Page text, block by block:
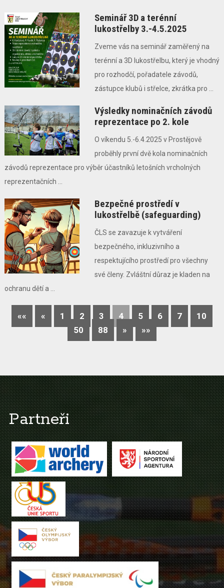
Seminář 3D a terénní
lukostřelby 3.-4.5.2025
Zveme vás na seminář zaměřený na
terénní a 3D lukostřelbu, který je vhodný
pro rozhodčí, pořadatele závodů,
zástupce klubů i střelce, zkrátka pro ...
Výsledky nominačních závodů
reprezentace po 2. kole
O víkendu 5.-6.4.2025 v Prostějově
proběhly první dvě kola nominačních
závodů reprezentace pro výběr účastníků letošních vrcholných
reprezentačních ...
Bezpečné prostředí v
lukostřelbě (safeguarding)
ČLS se zavazuje k vytváření
bezpečného, inkluzivního a
respektujícího prostředí pro všechny
své členy. Zvláštní důraz je kladen na
ochranu dětí a ...
«« « 1 2 3 4 5 6 7
10
50
88 » »»
Partneři